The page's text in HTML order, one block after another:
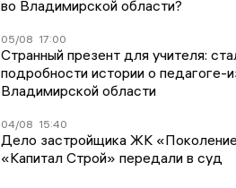
во Владимирской области?
05/08 17:00
Странный презент для учителя:
подробности истории о педагоге-
Владимирской области
04/08 15:40
Дело застройщика ЖК
«Капитал Строй» передали в суд